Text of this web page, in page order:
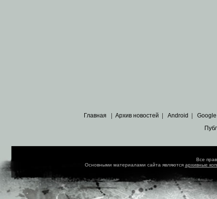
Главная Архив новостей Android Google
Все
Основными материалами сайта являются архивные